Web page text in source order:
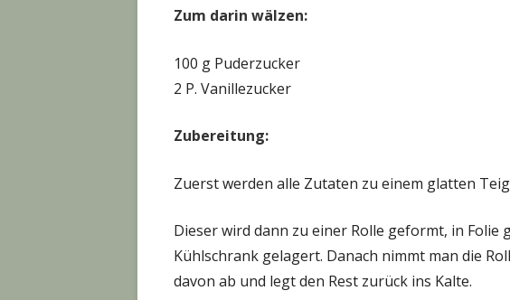
Zum darin wälzen:
100 g Puderzucker
2 P. Vanillezucker
Zubereitung:
Zuerst werden alle Zutaten zu einem glatten
Dieser wird dann zu einer Rolle geformt, in Folie
Kühlschrank gelagert. Danach nimmt man die
davon ab und legt den Rest zurück ins Kalte.